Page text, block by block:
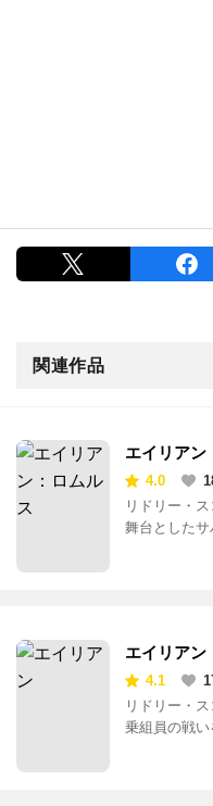
関連作品
エイリアン
4.0
リドリー・
舞台とした
エイリアン
4.1
リドリー・
乗組員の戦